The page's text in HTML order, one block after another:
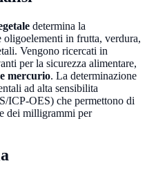
determina la
oligoelementi in frutta, verdura,
Vengono ricercati in
per la sicurezza alimentare,
mercurio. La determinazione
ad alta sensibilita
ICP-OES) che permettono di
dei milligrammi per